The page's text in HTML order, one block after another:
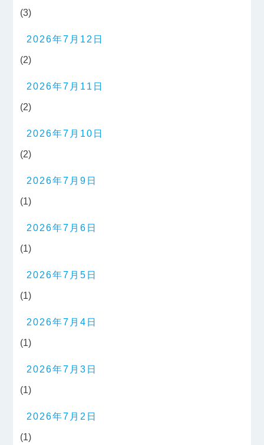
(3)
2026年7月12日
(2)
2026年7月11日
(2)
2026年7月10日
(2)
2026年7月9日
(1)
2026年7月6日
(1)
2026年7月5日
(1)
2026年7月4日
(1)
2026年7月3日
(1)
2026年7月2日
(1)